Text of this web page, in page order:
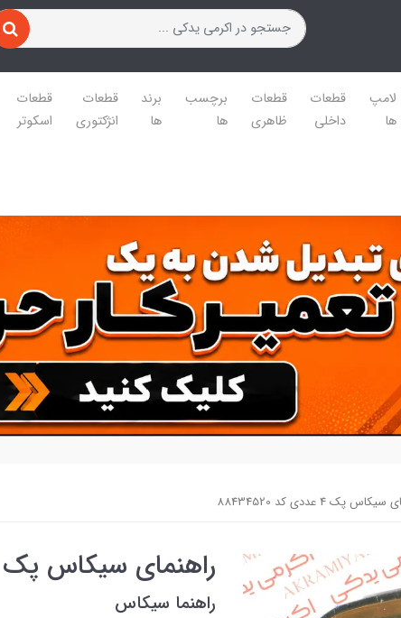
لامپ
ها
قطعات
داخلی
قطعات
ظاهری
برچسب
ها
برند
ها
قطعات
انژکتوری
قطعات
اسکوتر
پک 4 عددی کد 88434520
راهنمای سیکاس پک 4 عددی کد 88434520
راهنما سیکاس